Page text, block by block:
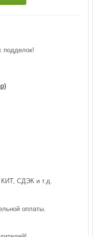
подделок!
КИТ, СДЭК и т.д.
оплаты.